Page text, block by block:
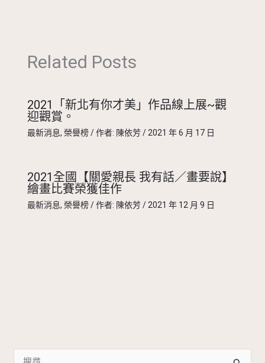
Related Posts
2021「新北有你才美」作品線上展~觀
迎觀賞。
最新消息, 榮譽榜/ 作者: 陳依芳/2021 年 6 月 17 日
2021全國【關愛親長 我有話／畫要說】
繪畫比賽榮獲佳作
最新消息, 榮譽榜/ 作者: 陳依芳/2021 年 12 月 9 日